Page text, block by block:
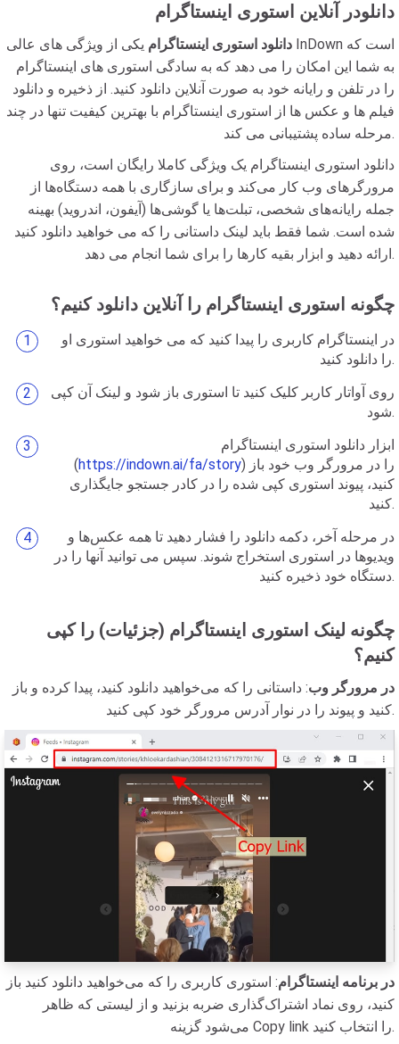
دانلودر آنلاین استوری اینستاگرام
دانلود استوری اینستاگرام یکی از ویژگی های عالی InDown است که
به شما این امکان را می دهد که به سادگی استوری های اینستاگرام
را در تلفن و رایانه خود به صورت آنلاین دانلود کنید. از ذخیره و دانلود
فیلم ها و عکس ها از استوری اینستاگرام با بهترین کیفیت تنها در چند
مرحله ساده پشتیبانی می کند.
دانلود استوری اینستاگرام یک ویژگی کاملا رایگان است، روی
مرورگرهای وب کار می‌کند و برای سازگاری با همه دستگاه‌ها از
جمله رایانه‌های شخصی، تبلت‌ها یا گوشی‌ها (آیفون، اندروید) بهینه
شده است. شما فقط باید لینک داستانی را که می خواهید دانلود کنید
ارائه دهید و ابزار بقیه کارها را برای شما انجام می دهد.
چگونه استوری اینستاگرام را آنلاین دانلود کنیم؟
در اینستاگرام کاربری را پیدا کنید که می خواهید استوری او
را دانلود کنید.
روی آواتار کاربر کلیک کنید تا استوری باز شود و لینک آن کپی
شود.
ابزار دانلود استوری اینستاگرام
(https://indown.ai/fa/story) را در مرورگر وب خود باز
کنید، پیوند استوری کپی شده را در کادر جستجو جایگذاری
کنید.
در مرحله آخر، دکمه دانلود را فشار دهید تا همه عکس‌ها و
ویدیوها در استوری استخراج شوند. سپس می توانید آنها را در
دستگاه خود ذخیره کنید.
چگونه لینک استوری اینستاگرام (جزئیات) را کپی
کنیم؟
در مرورگر وب: داستانی را که می‌خواهید دانلود کنید، پیدا کرده و باز
کنید و پیوند را در نوار آدرس مرورگر خود کپی کنید.
در برنامه اینستاگرام: استوری کاربری را که می‌خواهید دانلود کنید باز
کنید، روی نماد اشتراک‌گذاری ضربه بزنید و از لیستی که ظاهر
می‌شود گزینه Copy link را انتخاب کنید.